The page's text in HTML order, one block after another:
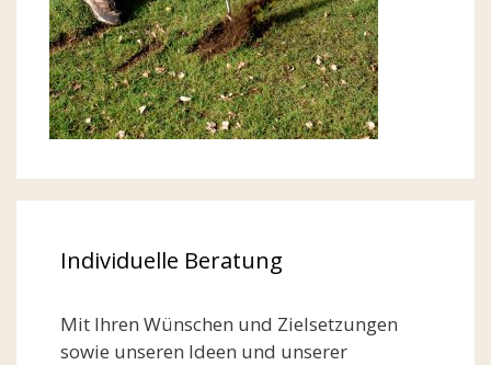
Individuelle Beratung
Mit Ihren Wünschen und Zielsetzungen
sowie unseren Ideen und unserer